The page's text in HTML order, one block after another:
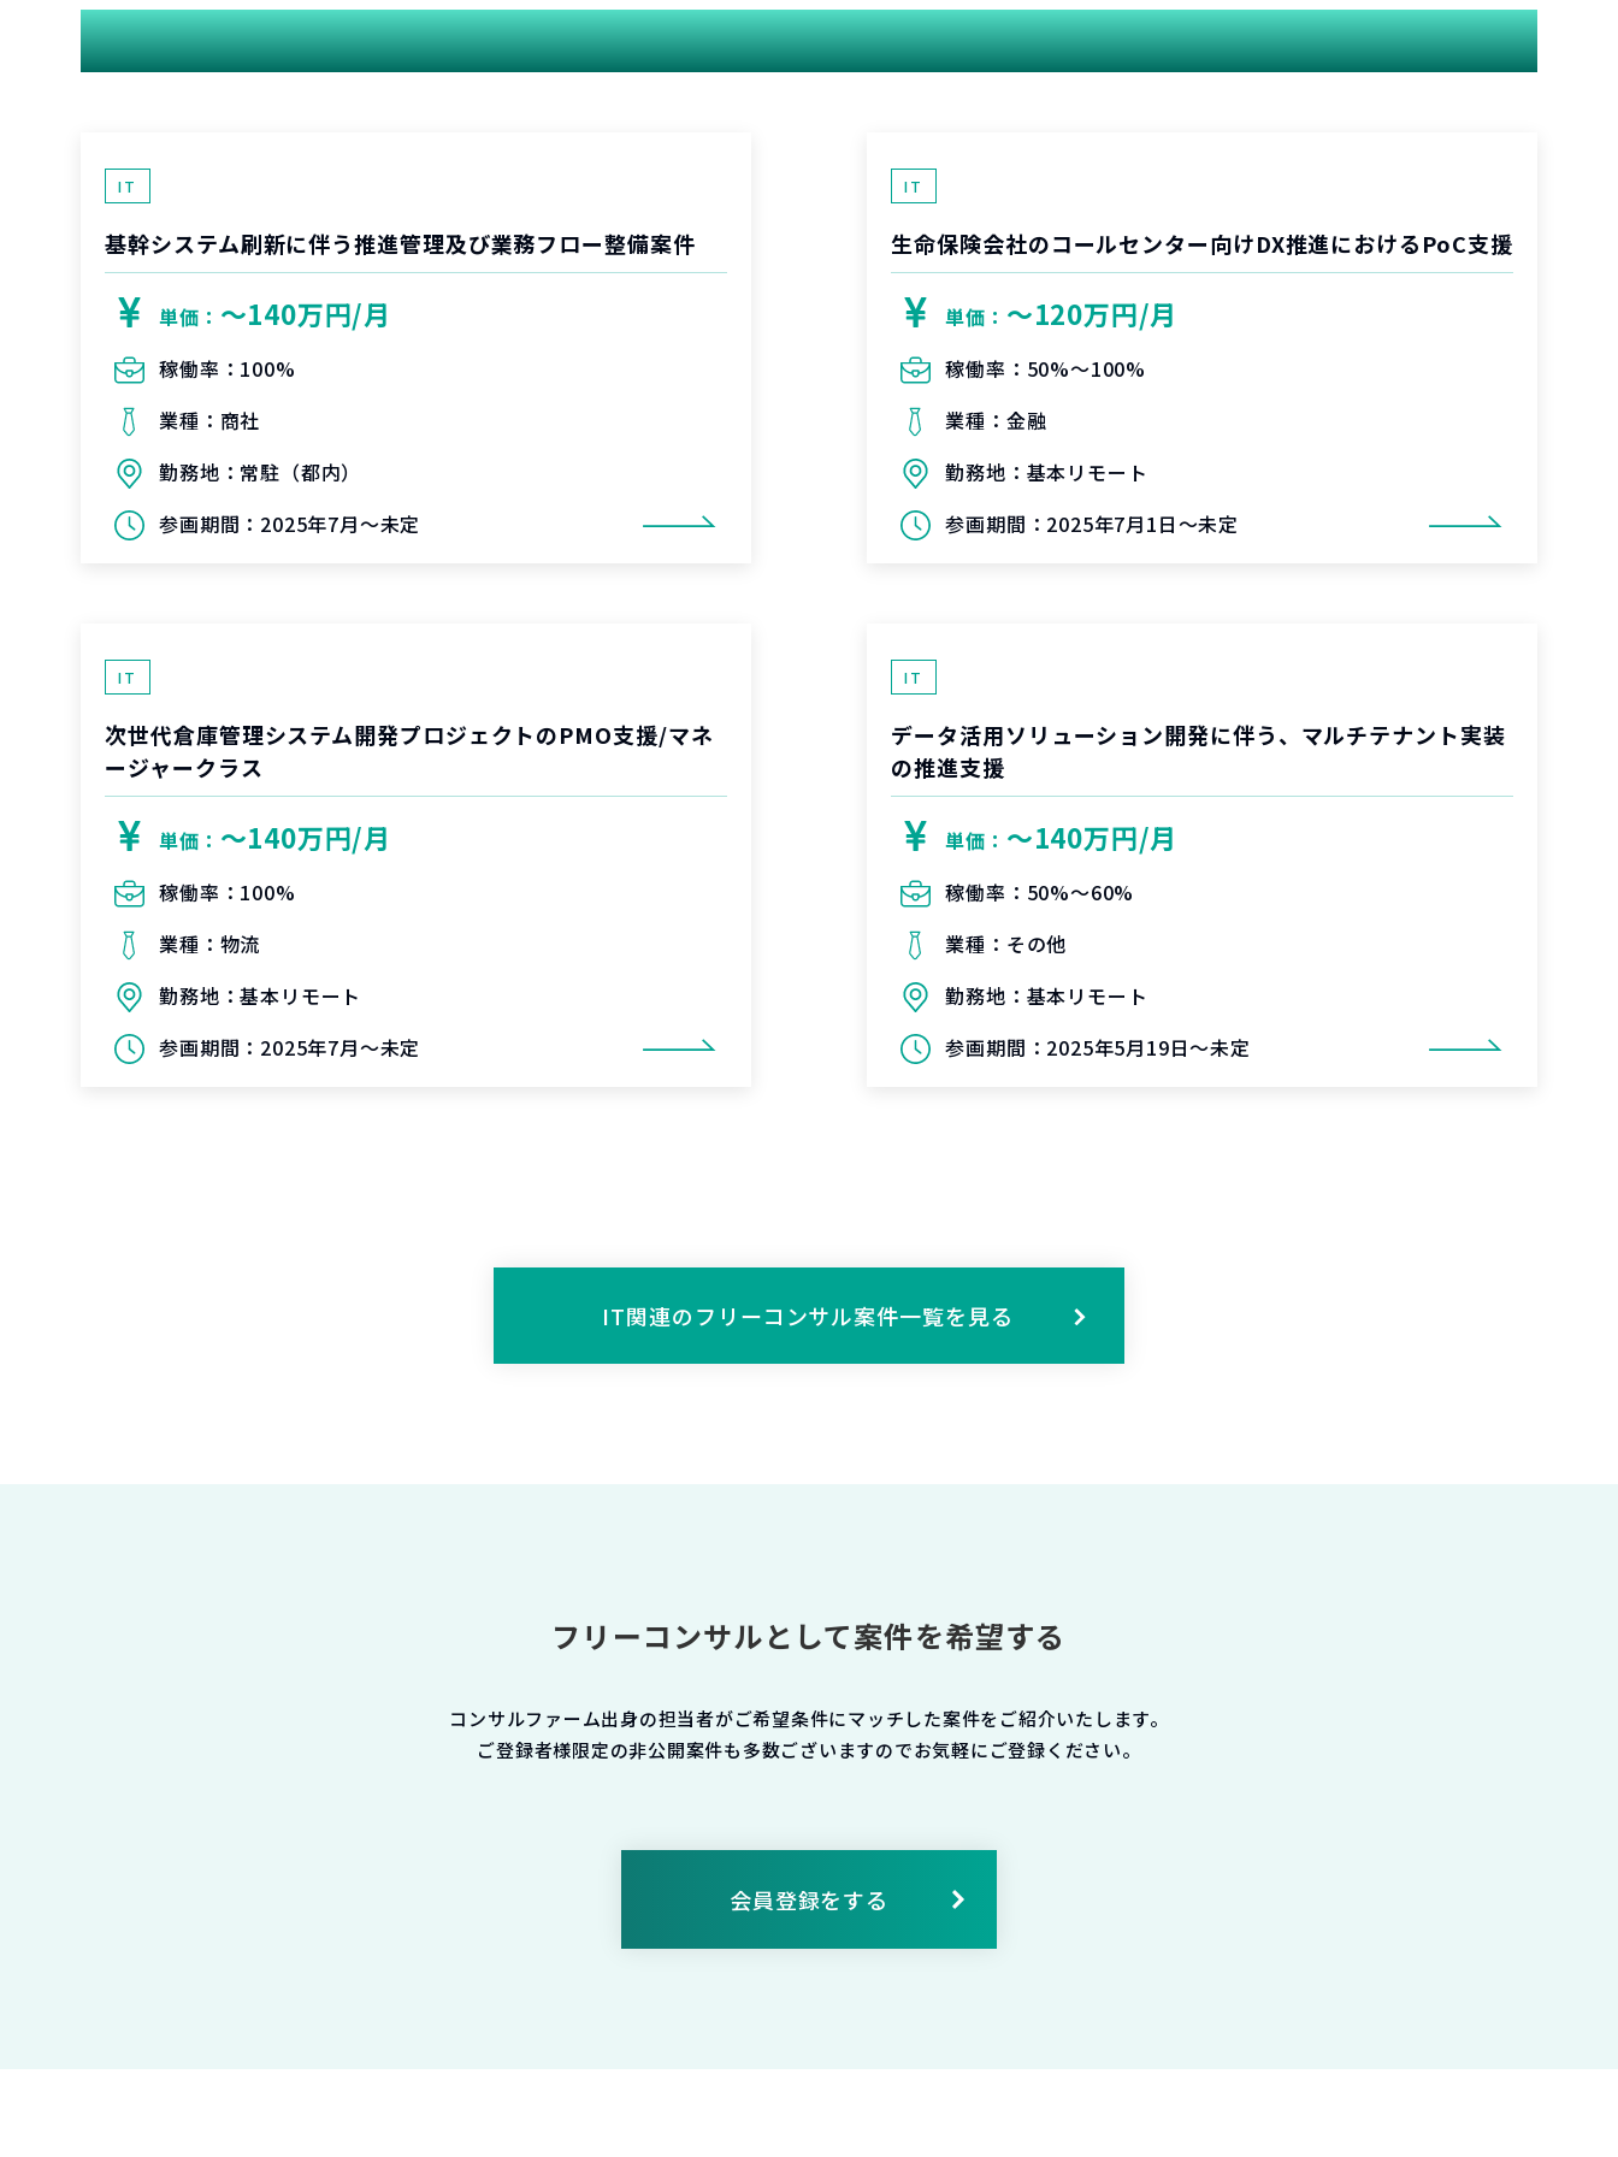
関連する案件
IT
基幹システム刷新に伴う推進管理及び業務フロー整備案件
単価： 〜140万円/月
稼働率： 100%
業種： 商社
勤務地： 常駐（都内）
参画期間： 2025年7月～未定
IT
生命保険会社のコールセンター向けDX推進におけるPoC支援
単価： 〜120万円/月
稼働率： 50%〜100%
業種： 金融
勤務地： 基本リモート
参画期間： 2025年7月1日～未定
IT
次世代倉庫管理システム開発プロジェクトのPMO支援/マネ
ージャークラス
単価： 〜140万円/月
稼働率： 100%
業種： 物流
勤務地：基本リモート
参画期間： 2025年7月～未定
IT
データ活用ソリューション開発に伴う、マルチテナント実装
の推進支援
単価： 〜140万円/月
稼働率： 50%〜60%
業種： その他
勤務地： 基本リモート
参画期間： 2025年5月19日～未定
IT関連のフリーコンサル案件一覧を見る
フリーコンサルとして案件を希望する
コンサルファーム出身の担当者がご希望条件にマッチした案件をご紹介いたします。
ご登録者様限定の非公開案件も多数ございますのでお気軽にご登録ください。
会員登録をする